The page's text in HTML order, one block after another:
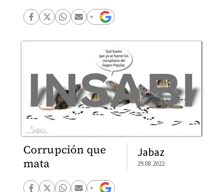
Corrupción que
mata
Jabaz
29.08.2022